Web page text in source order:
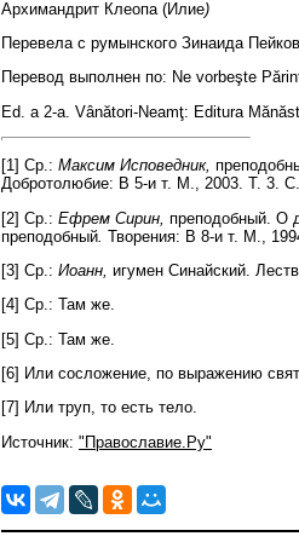
Архимандрит Клеопа (Илие)
Перевела с румынского Зинаида
Перевод выполнен по: Ne vorbeşte
Ed. a 2-a. Vânători-Neamţ: Editura
[1] Ср.: Максим Исповедник,
Добротолюбие: В 5-и т. М., 2003. Т. 3.
[2] Ср.: Ефрем Сирин, преподобный. О
преподобный Творения: В 8-и т. М.,
[3] Ср.: Иоанн, игумен Синайский.
[4] Ср.: Там же.
[5] Ср.: Там же.
[6] Или сосложение, по выражению
[7] Или труп, то есть тело.
Источник: "Православие.Ру"